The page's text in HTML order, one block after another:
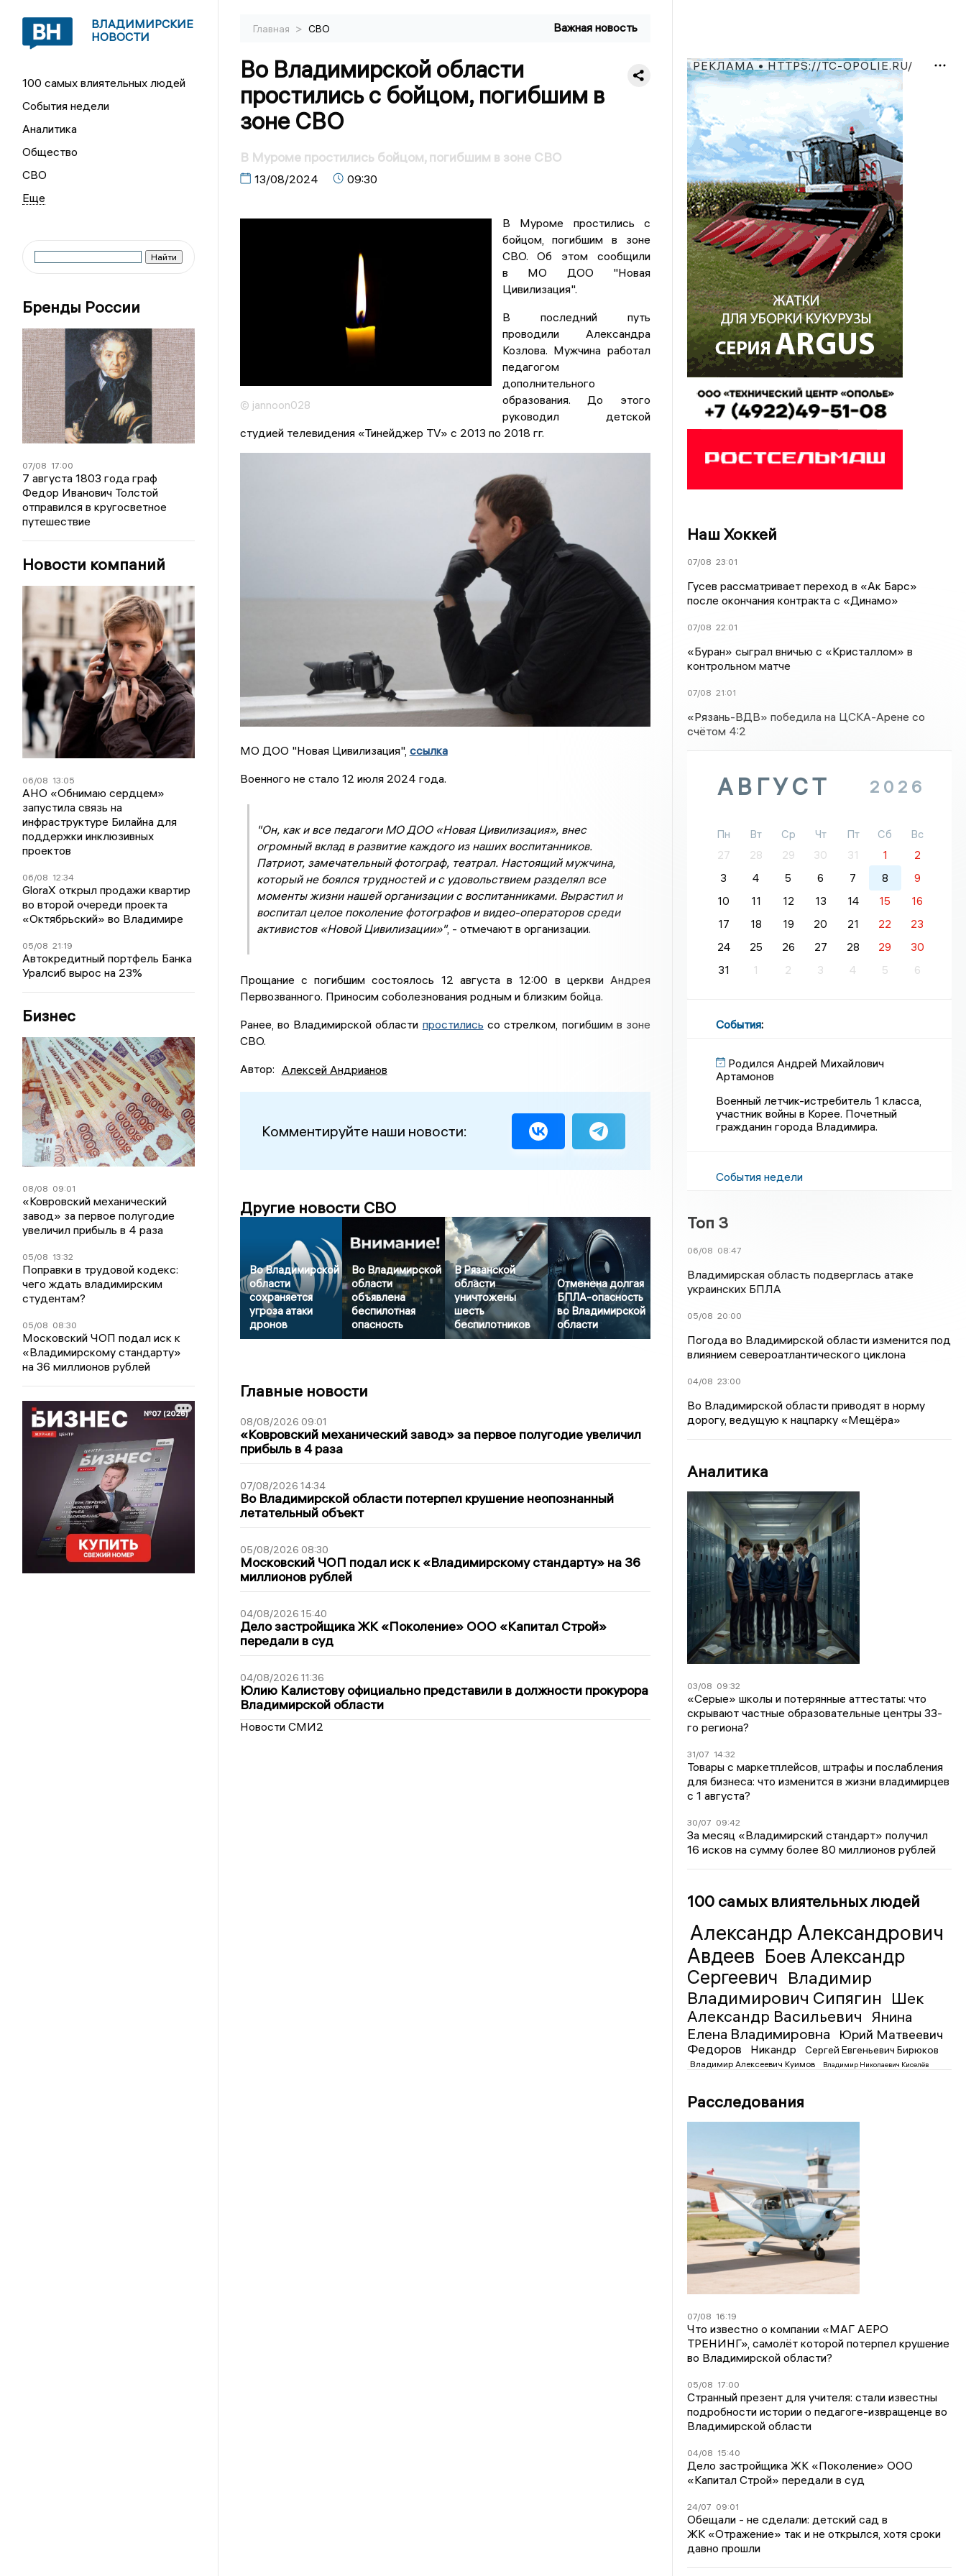
ВЛАДИМИРСКИЕ
НОВОСТИ
100 самых влиятельных людей
События недели
Аналитика
Общество
СВО
Бренды России
07/08 17:00
7 августа 1803 года граф
Федор Иванович Толстой
отправился в кругосветное
путешествие
Новости компаний
06/08 13:05
АНО «Обнимаю сердцем»
запустила связь на
инфраструктуре Билайна для
поддержки инклюзивных
проектов
06/08 12:34
GloraX открыл продажи квартир
во второй очереди проекта
«Октябрьский» во Владимире
05/08 21:19
Автокредитный портфель Банка
Уралсиб вырос на 23%
Бизнес
08/08 09:01
«Ковровский механический
завод» за первое полугодие
увеличил прибыль в 4 раза
05/08 13:32
Поправки в трудовой кодекс:
чего ждать владимирским
студентам?
05/08 08:30
Московский ЧОП подал иск к
«Владимирскому стандарту»
на 36 миллионов рублей
Главная > СВО Важная новость
Во Владимирской области
простились с бойцом, погибшим в
зоне СВО
В Муроме простились бойцом, погибшим в зоне СВО
13/08/2024 09:30
© jannoon028
В Муроме простились с
бойцом, погибшим в зоне
СВО. Об этом сообщили
в МО ДОО "Новая
Цивилизация".
В последний путь
проводили Александра
Козлова. Мужчина работал
педагогом
дополнительного
образования. До этого
руководил детской
студией телевидения «Тинейджер TV» с 2013 по 2018 гг.
МО ДОО "Новая Цивилизация", ссылка
Военного не стало 12 июля 2024 года.
"Он, как и все педагоги МО ДОО «Новая Цивилизация», внес
огромный вклад в развитие каждого из наших воспитанников.
Патриот, замечательный фотограф, театрал. Настоящий мужчина,
который не боялся трудностей и с удовольствием разделял все
моменты жизни нашей организации с воспитанниками. Вырастил и
воспитал целое поколение фотографов и видео-операторов среди
активистов «Новой Цивилизации»", - отмечают в организации.
Прощание с погибшим состоялось 12 августа в 12:00 в церкви Андрея
Первозванного. Приносим соболезнования родным и близким бойца.
Ранее, во Владимирской области простились со стрелком, погибшим в зоне
СВО.
Автор: Алексей Андрианов
Комментируйте наши новости:
Другие новости СВО
Во Владимирской
области
сохраняется
угроза атаки
дронов
Во Владимирской
области
объявлена
беспилотная
опасность
В Рязанской
области
уничтожены
шесть
беспилотников
Отменена долгая
БПЛА-опасность
во Владимирской
области
Главные новости
08/08/2026 09:01
«Ковровский механический завод» за первое полугодие увеличил
прибыль в 4 раза
07/08/2026 14:34
Во Владимирской области потерпел крушение неопознанный
летательный объект
05/08/2026 08:30
Московский ЧОП подал иск к «Владимирскому стандарту» на 36
миллионов рублей
04/08/2026 15:40
Дело застройщика ЖК «Поколение» ООО «Капитал Строй»
передали в суд
04/08/2026 11:36
Юлию Калистову официально представили в должности прокурора
Владимирской области
Новости СМИ2
РЕКЛАМА • HTTPS://TC-OPOLIE.RU/
Наш Хоккей
07/08 23:01
Гусев рассматривает переход в «Ак Барс»
после окончания контракта с «Динамо»
07/08 22:01
«Буран» сыграл вничью с «Кристаллом» в
контрольном матче
07/08 21:01
«Рязань-ВДВ» победила на ЦСКА-Арене со
счётом 4:2
АВГУСТ 2026
Пн Вт Ср Чт Пт Сб
Вс
27
28 29 30 31 1
2
3
4 5 6 7 8
9
10
11 12 13 14 15
16
17
18 19 20 21 22
23
24
25 26 27 28 29
30
31
1 2 3 4 5 6
События:
Родился Андрей Михайлович
Артамонов
Военный летчик-истребитель 1 класса,
участник войны в Корее. Почетный
гражданин города Владимира.
События недели
Топ 3
06/08 08:47
Владимирская область подверглась атаке
украинских БПЛА
05/08 20:00
Погода во Владимирской области изменится под
влиянием североатлантического циклона
04/08 23:00
Во Владимирской области приводят в норму
дорогу, ведущую к нацпарку «Мещёра»
Аналитика
03/08 09:32
«Серые» школы и потерянные аттестаты: что
скрывают частные образовательные центры 33-
го региона?
31/07 14:32
Товары с маркетплейсов, штрафы и послабления
для бизнеса: что изменится в жизни владимирцев
с 1 августа?
30/07 09:42
За месяц «Владимирский стандарт» получил
16 исков на сумму более 80 миллионов рублей
100 самых влиятельных людей
Александр Александрович
Авдеев Боев Александр
Сергеевич Владимир
Владимирович Сипягин Шек
Александр Васильевич
Янина
Елена Владимировна
Юрий Матвеевич
Федоров
Никандр Сергей Евгеньевич Бирюков
Владимир Алексеевич Куимов Владимир Николаевич Киселёв
Расследования
07/08 16:19
Что известно о компании «МАГ АЕРО
ТРЕНИНГ», самолёт которой потерпел крушение
во Владимирской области?
05/08 17:00
Странный презент для учителя: стали известны
подробности истории о педагоге-извращенце во
Владимирской области
04/08 15:40
Дело застройщика ЖК «Поколение» ООО
«Капитал Строй» передали в суд
24/07 09:01
Обещали - не сделали: детский сад в
ЖК «Отражение» так и не открылся, хотя сроки
давно прошли